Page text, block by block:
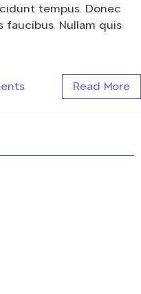
tempus. Donec
Nullam quis
Read More